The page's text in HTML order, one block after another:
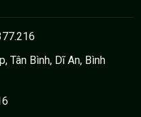
Tân Bình, Dĩ An, Bình